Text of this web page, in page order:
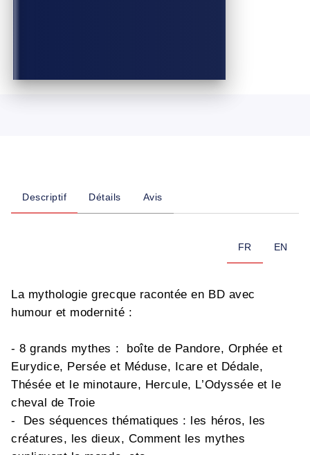
Descriptif Détails Avis
FR EN
La mythologie grecque racontée en BD avec
humour et modernité :
- 8 grands mythes : boîte de Pandore, Orphée et
Eurydice, Persée et Méduse, Icare et Dédale,
Thésée et le minotaure, Hercule, L’Odyssée et le
cheval de Troie
- Des séquences thématiques : les héros, les
créatures, les dieux, Comment les mythes